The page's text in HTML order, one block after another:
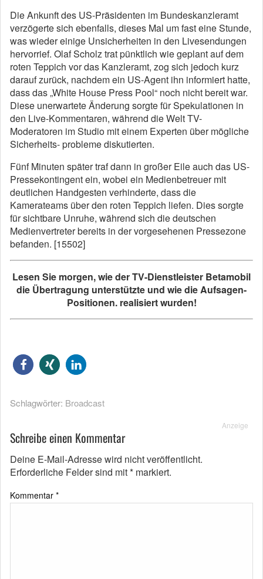
Die Ankunft des US-Präsidenten im Bundeskanzleramt
verzögerte sich ebenfalls, dieses Mal um fast eine Stunde,
was wieder einige Unsicherheiten in den Livesendungen
hervorrief. Olaf Scholz trat pünktlich wie geplant auf dem
roten Teppich vor das Kanzleramt, zog sich jedoch kurz
darauf zurück, nachdem ein US-Agent ihn informiert hatte,
dass das „White House Press Pool“ noch nicht bereit war.
Diese unerwartete Änderung sorgte für Spekulationen in
den Live-Kommentaren, während die Welt TV-
Moderatoren im Studio mit einem Experten über mögliche
Sicherheits- probleme diskutierten.
Fünf Minuten später traf dann in großer Eile auch das US-
Pressekontingent ein, wobei ein Medienbetreuer mit
deutlichen Handgesten verhinderte, dass die
Kamerateams über den roten Teppich liefen. Dies sorgte
für sichtbare Unruhe, während sich die deutschen
Medienvertreter bereits in der vorgesehenen Pressezone
befanden. [15502]
Lesen Sie morgen, wie der TV-Dienstleister Betamobil
die Übertragung unterstützte und wie die Aufsagen-
Positionen. realisiert wurden!
Schlagwörter: Broadcast
Anzeige
Schreibe einen Kommentar
Deine E-Mail-Adresse wird nicht veröffentlicht.
Erforderliche Felder sind mit* markiert.
Kommentar *